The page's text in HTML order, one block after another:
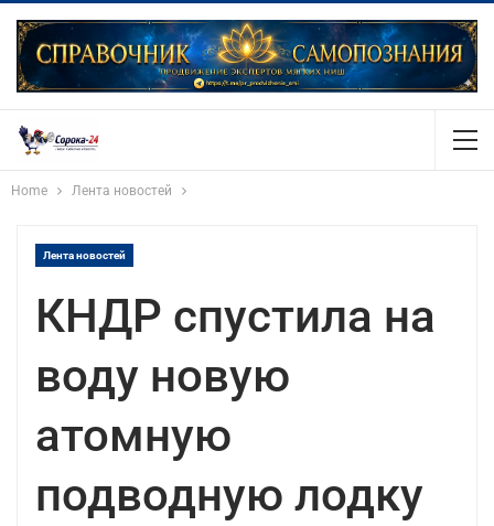
Home Лента новостей
Лента новостей
КНДР спустила на
воду новую
атомную
подводную лодку